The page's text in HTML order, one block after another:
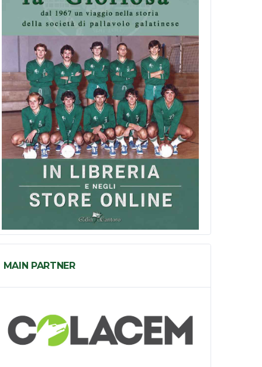
MAIN PARTNER